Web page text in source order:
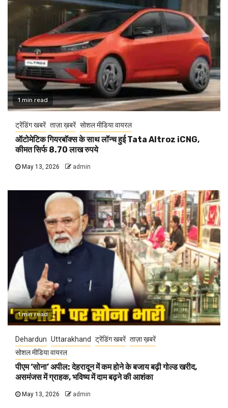
1 min read
ट्रेंडिंग खबरें ताज़ा ख़बरें सोशल मीडिया वायरल
ऑटोमेटिक गियरबॉक्स के साथ लॉन्च हुई Tata Altroz iCNG,
कीमत सिर्फ 8.70 लाख रुपये
May 13, 2026 admin
1 min read
Dehardun Uttarakhand ट्रेंडिंग खबरें ताज़ा ख़बरें
सोशल मीडिया वायरल
पीएम ‘सोना’ अपील: देहरादून में कम होने के बजाय बढ़ी गोल्ड खरीद,
असमंजस में ग्राहक, भविष्य में दाम बढ़ने की आशंका
May 13, 2026 admin